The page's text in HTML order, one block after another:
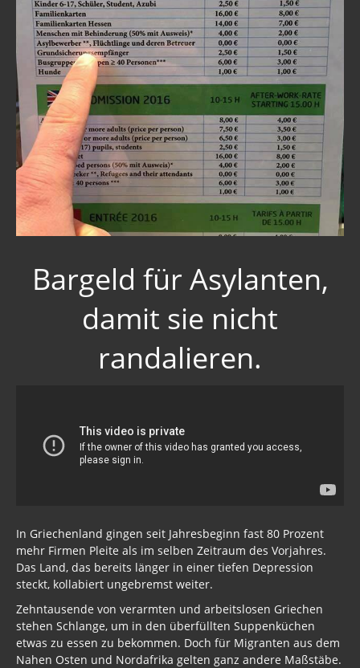
Trump, Putin, Xi und die Fliehkräfte
Tod der Tartarie
Wikileaks Daten
Bücher pdf
BRD / Deutschland
Faschisten heute / Mittäter
Die Kosten der Zuwanderung in die BRD
Bildungsmisere
Krankes Deutschland
Lügenpresse / Lückenpresse
Befehlsempfänger / Mittäter
BRD Archiv
Asyl 2016
ASYLINDUSTRIE
Schattenparlament
SPD - Medien Imperium
Stöverstuuv 2017, 2016. 2015
Gästebuch
Bargeld für Asylanten,
damit sie nicht
randalieren.
In Griechenland gingen seit Jahresbeginn fast 80 Prozent
mehr Firmen Pleite als im selben Zeitraum des Vorjahres.
Das Land, das bereits länger in einer tiefen Depression
steckt, kollabiert ungebremst weiter.
Zehntausende von verarmten und arbeitslosen Griechen
stehen Schlange, um in den überfüllten Suppenküchen
etwas zu essen zu bekommen. Doch für Migranten aus dem
Nahen Osten und Nordafrika gelten ganz andere Maßstäbe.